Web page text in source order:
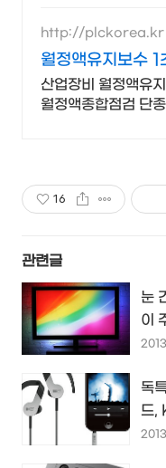
http://plckorea.kr
월정액유지보수
산업자동화 장비
산업장비 월정액유
월정액종합점검 단
16
관련글
눈
이
독
드,
폰...